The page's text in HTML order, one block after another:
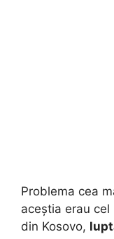
Problema cea
aceștia erau
din Kosovo,